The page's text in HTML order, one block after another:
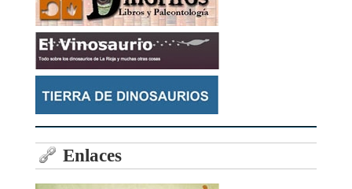
Enlaces